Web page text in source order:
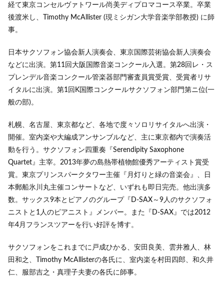
経て東京コンセルヴァトワール尚美ディプロマコース卒業。卒業
後渡米し、Timothy McAllister (現ミシガン大学音楽学部教授) に師
事。
日本サクソフォン協会新人演奏会、東京国際芸術協会新人演奏会
などに出演。第11回大阪国際音楽コンクール入選。第28回レ・ス
プレンデル音楽コンクール管楽器部門審査員賞受賞、受賞者リサ
イタルに出演。第1回K国際コンクールサクソフォン部門第ニ位(一
般の部)。
札幌、名古屋、東京都など、各地で度々ソロリサイタルへ出演・
開催。室内楽や大編成アンサンブルなど、主に東京都内で演奏活
動を行う。サクソフォン四重奏『Serendipity Saxophone
Quartet』主宰。2013年夢の島熱帯植物館優秀アーティスト賞受
賞。東京プリンスパークタワー主催『月灯りと緑の音楽会』、日
本郵船氷川丸主催コンサートなど、いずれも即日完売。他出演多
数。サックス9本とピアノのグループ『D-SAX～9人のサクソフォ
ニストと1人のピアニスト』メンバー。また『D-SAX』では2012
年4月フランスツアーを行い好評を博す。
サクソフォンをこれまでに戸成ひかる、安田良美、雲井雅人、林
田和之、Timothy McAllisterの各氏に、室内楽を村田四郎、和久井
仁、服部吉之・真理子夫妻の各氏に師事。